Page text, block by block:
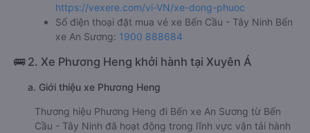
https://vexere.com/vi-VN/xe-dong-phuoc
Số điện thoại đặt mua vé xe Bến Cầu - Tây Ninh Bến
xe An Sương: 1900 888684
🚌 2. Xe Phương Heng khởi hành tại Xuyên Á
a. Giới thiệu xe Phương Heng
Thương hiệu Phương Heng đi Bến xe An Sương từ Bến
Cầu - Tây Ninh đã hoạt động trong lĩnh vực vận tải hành